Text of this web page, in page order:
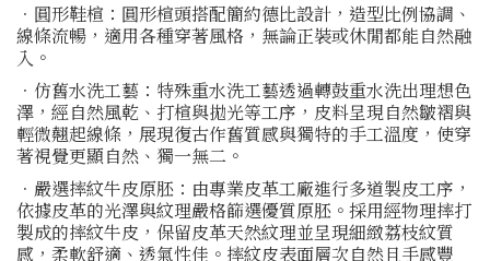
．圓形鞋楦：圓形楦頭搭配簡約德比設計，造型比例協調、
線條流暢，適用各種穿著風格，無論正裝或休閒都能自然融
入。
．仿舊水洗工藝：特殊重水洗工藝透過轉鼓重水洗出理想色
澤，經自然風乾、打楦與拋光等工序，皮料呈現自然皺褶與
輕微翹起線條，展現復古作舊質感與獨特的手工溫度，使穿
著視覺更顯自然、獨一無二。
．嚴選摔紋牛皮原胚：由專業皮革工廠進行多道製皮工序，
依據皮革的光澤與紋理嚴格篩選優質原胚。採用經物理摔打
製成的摔紋牛皮，保留皮革天然紋理並呈現細緻荔枝紋質
感，柔軟舒適、透氣性佳。摔紋皮表面層次自然且手感豐